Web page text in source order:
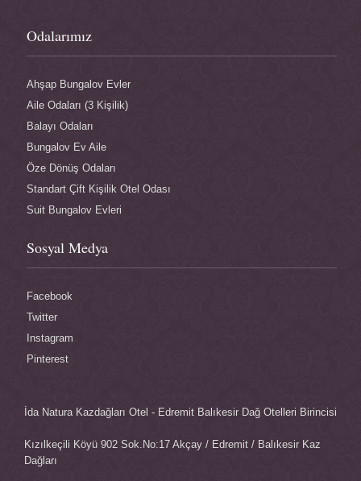
Odalarımız
Ahşap Bungalov Evler
Aile Odaları (3 Kişilik)
Balayı Odaları
Bungalov Ev Aile
Öze Dönüş Odaları
Standart Çift Kişilik Otel Odası
Suit Bungalov Evleri
Sosyal Medya
Facebook
Twitter
Instagram
Pinterest
İda Natura Kazdağları Otel - Edremit Balıkesir Dağ Otelleri Birincisi
Kızılkeçili Köyü 902 Sok.No:17 Akçay / Edremit / Balıkesir Kaz
Dağları